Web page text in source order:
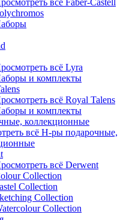
всё Faber-Castell
всё Lyra
и комплекты
всё Royal Talens
и комплекты
коллекционные
всё Н-ры подарочные,
всё Derwent
Collection
Collection
Collection
Collection